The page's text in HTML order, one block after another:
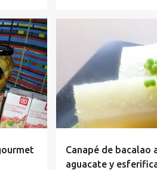
Canapé de bacalao
aguacate y